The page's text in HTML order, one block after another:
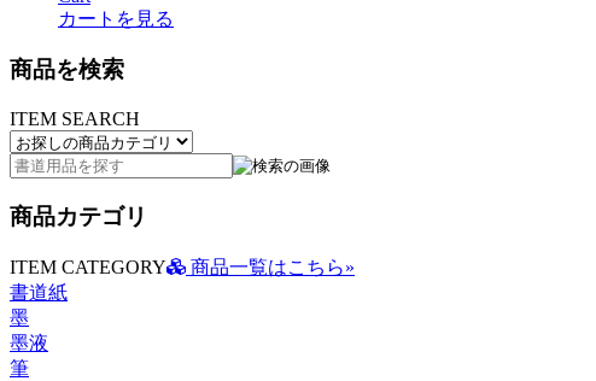
カートを見る
商品を検索
ITEM SEARCH
商品カテゴリ
ITEM CATEGORY
商品一覧はこちら»
書道紙
墨
墨液
筆